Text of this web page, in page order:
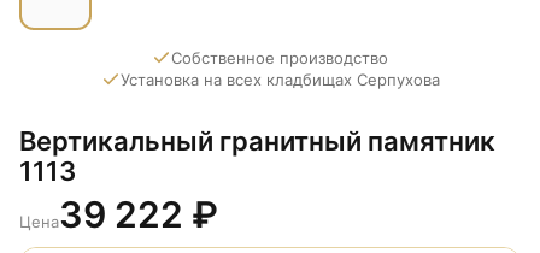
Собственное производство
Установка на всех кладбищах Серпухова
Вертикальный гранитный памятник
1113
Цена39 222 ₽